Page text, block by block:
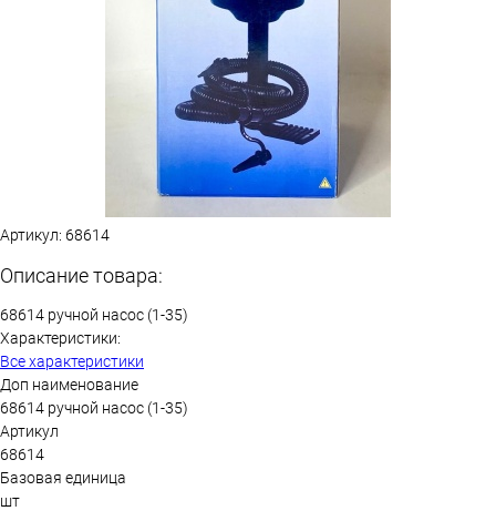
Артикул: 68614
Описание товара:
68614 ручной насос (1-35)
Характеристики:
Все характеристики
Доп наименование
68614 ручной насос (1-35)
Артикул
68614
Базовая единица
шт